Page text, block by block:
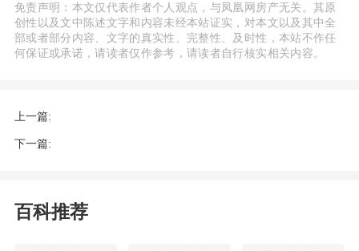
免责声明：本文仅代表作者个人观点，与凤凰网房产无关。其原
创性以及文中陈述文字和内容未经本站证实，对本文以及其中全
部或者部分内容、文字的真实性、完整性、及时性，本站不作任
何保证或承诺，请读者仅作参考，请读者自行核实相关内容。
上一篇:
下一篇:
百科推荐